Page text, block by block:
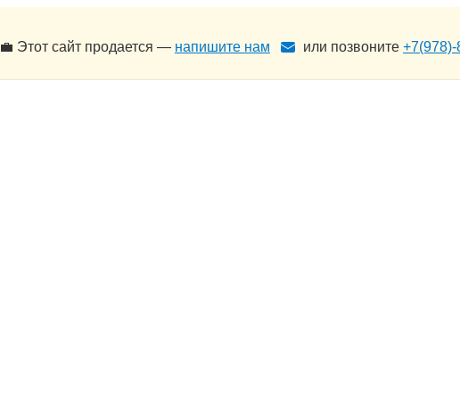
💼 Этот сайт продается — напишите нам или позвоните